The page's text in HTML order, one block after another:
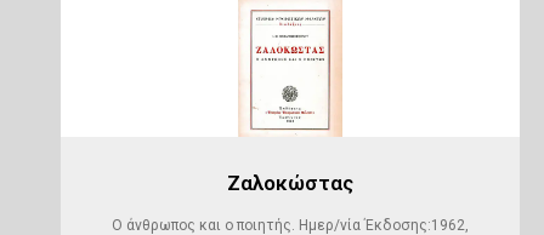
Ζαλοκώστας
Ο άνθρωπος και ο ποιητής. Ημερ/νία Έκδοσης:1962,